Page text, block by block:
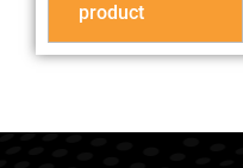
product